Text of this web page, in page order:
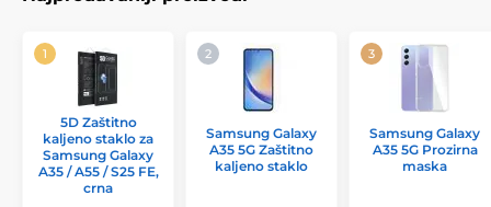
5D Zaštitno
kaljeno staklo za
Samsung Galaxy
A35 / A55 / S25 FE,
crna
Samsung Galaxy
A35 5G Zaštitno
kaljeno staklo
Samsung Galaxy
A35 5G Prozirna
maska